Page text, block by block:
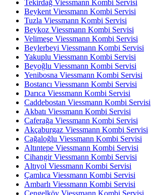
Tekirdağ Viessmann Kombi Servisi
Beykent Viessmann Kombi Servisi
Tuzla Viessmann Kombi Servisi
Beykoz Viessmann Kombi Servisi
Velimeşe Viessmann Kombi Servisi
Beylerbeyi Viessmann Kombi Servisi
Yakuplu Viessmann Kombi Servisi
Beyoğlu Viessmann Kombi Servisi
Yenibosna Viessmann Kombi Servisi
Bostancı Viessmann Kombi Servisi
Darıca Viessmann Kombi Servisi
Caddebostan Viessmann Kombi Servisi
Akbatı Viessmann Kombi Servisi
Caferağa Viessmann Kombi Servisi
Akçaburgaz Viessmann Kombi Servisi
Cağaloğlu Viessmann Kombi Servisi
Altıntepe Viessmann Kombi Servisi
Cihangir Viessmann Kombi Servisi
Altıyol Viessmann Kombi Servisi
Çamlıca Viessmann Kombi Servisi
Ambarlı Viessmann Kombi Servisi